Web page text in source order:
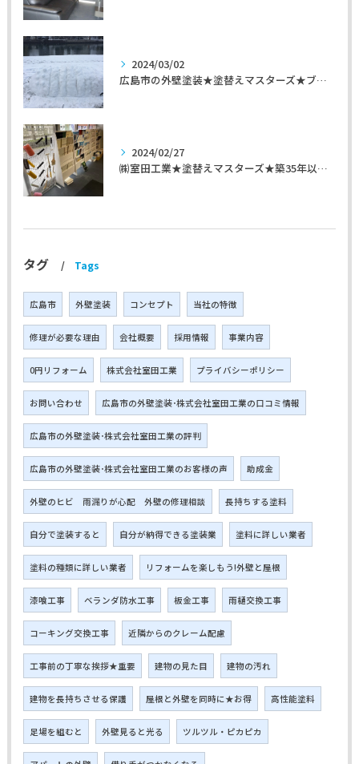
2024/03/02
広島市の外壁塗装★塗替えマスターズ★ブログ「初めて家を手入れするのに」
2024/02/27
㈱室田工業★塗替えマスターズ★築35年以上のお宅の施工事例
タグ Tags
広島市 外壁塗装 コンセプト 当社の特徴
修理が必要な理由 会社概要 採用情報 事業内容
0円リフォーム 株式会社室田工業 プライバシーポリシー
お問い合わせ 広島市の外壁塗装･株式会社室田工業の口コミ情報
広島市の外壁塗装･株式会社室田工業の評判
広島市の外壁塗装･株式会社室田工業のお客様の声 助成金
外壁のヒビ 雨漏りが心配 外壁の修理相談 長持ちする塗料
自分で塗装すると 自分が納得できる塗装業 塗料に詳しい業者
塗料の種類に詳しい業者 リフォームを楽しもう!外壁と屋根
漆喰工事 ベランダ防水工事 板金工事 雨樋交換工事
コーキング交換工事 近隣からのクレーム配慮
工事前の丁寧な挨拶★重要 建物の見た目 建物の汚れ
建物を長持ちさせる保護 屋根と外壁を同時に★お得 高性能塗料
足場を組むと 外壁見ると光る ツルツル・ピカピカ